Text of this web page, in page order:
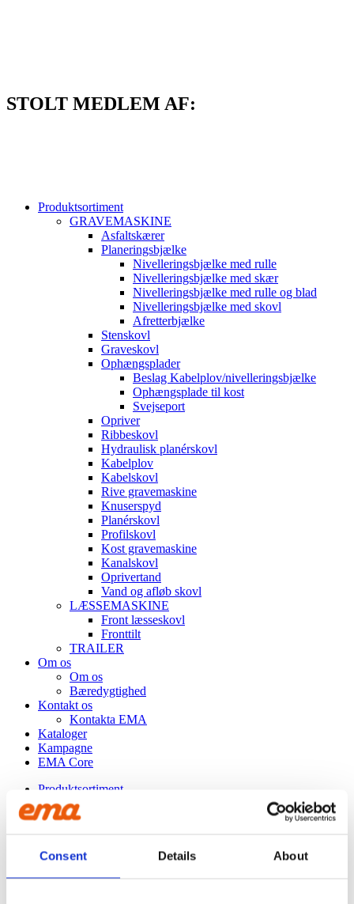
Consent Details About
STOLT MEDLEM AF:
Produktsortiment
GRAVEMASKINE
Asfaltskærer
Planeringsbjælke
Nivelleringsbjælke med rulle
Nivelleringsbjælke med skær
Nivelleringsbjælke med rulle og blad
Nivelleringsbjælke med skovl
Afretterbjælke
Stenskovl
Graveskovl
Ophængsplader
Beslag Kabelplov/nivelleringsbjælke
Ophængsplade til kost
Svejseport
Opriver
Ribbeskovl
Hydraulisk planérskovl
Kabelplov
Kabelskovl
Rive gravemaskine
Knuserspyd
Planérskovl
Profilskovl
Kost gravemaskine
Kanalskovl
Oprivertand
Vand og afløb skovl
LÆSSEMASKINE
Front læsseskovl
Fronttilt
TRAILER
Om os
Om os
Bæredygtighed
Kontakt os
Kontakta EMA
Kataloger
Kampagne
EMA Core
Produktsortiment
GRAVEMASKINE
Nivelleringsbjælke med skær